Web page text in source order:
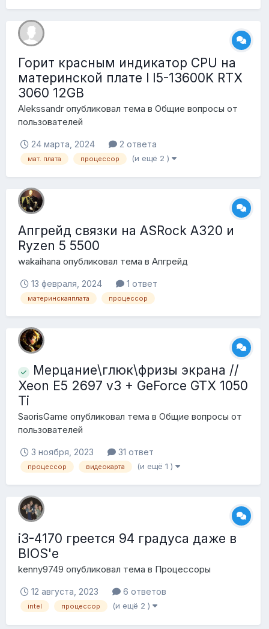
Горит красным индикатор CPU на
материнской плате l I5-13600K RTX
3060 12GB
Alekssandr опубликовал тема в Общие вопросы от
пользователей
24 марта, 2024 2 ответа
мат. плата процессор (и ещё 2 )
Апгрейд связки на ASRock A320 и
Ryzen 5 5500
wakaihana опубликовал тема в Апгрейд
13 февраля, 2024 1 ответ
материнскаяплата процессор
Мерцание\глюк\фризы экрана //
Xeon E5 2697 v3 + GeForce GTX 1050
Ti
SaorisGame опубликовал тема в Общие вопросы от
пользователей
3 ноября, 2023 31 ответ
процессор видеокарта (и ещё 1 )
i3-4170 греется 94 градуса даже в
BIOS'e
kenny9749 опубликовал тема в Процессоры
12 августа, 2023 6 ответов
intel процессор (и ещё 2 )